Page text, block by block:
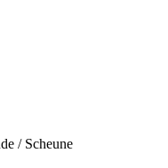
/ Scheune